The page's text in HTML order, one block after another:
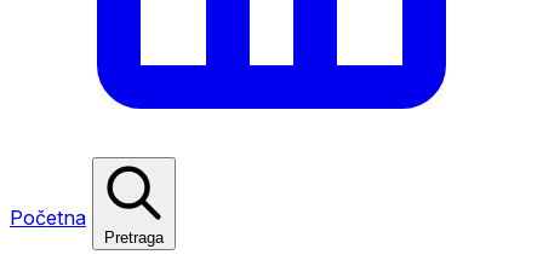
Početna
Pretraga